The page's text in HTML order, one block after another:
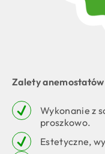
Zalety
Wykonanie z
proszkowo.
Estetyczne,